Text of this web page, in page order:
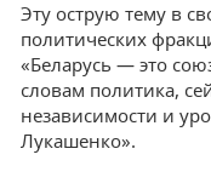
Эту острую тему в
политических
«Беларусь — это
словам политика,
независимости и
Лукашенко».